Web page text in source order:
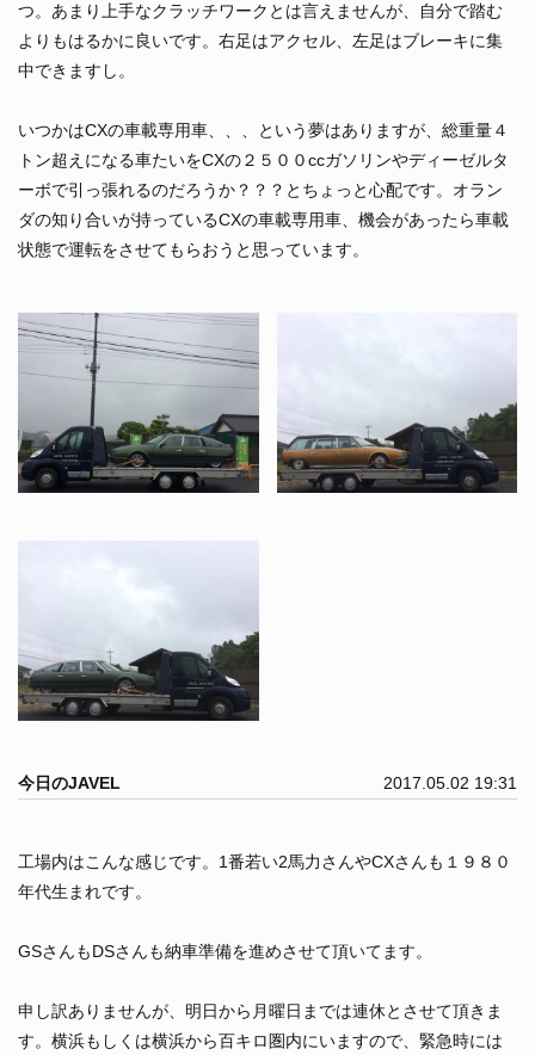
つ。あまり上手なクラッチワークとは言えませんが、自分で踏む
よりもはるかに良いです。右足はアクセル、左足はブレーキに集
中できますし。
いつかはCXの車載専用車、、、という夢はありますが、総重量４
トン超えになる車たいをCXの２５００ccガソリンやディーゼルタ
ーボで引っ張れるのだろうか？？？とちょっと心配です。オラン
ダの知り合いが持っているCXの車載専用車、機会があったら車載
状態で運転をさせてもらおうと思っています。
今日のJAVEL 2017.05.02 19:31
工場内はこんな感じです。1番若い2馬力さんやCXさんも１９８０
年代生まれです。
GSさんもDSさんも納車準備を進めさせて頂いてます。
申し訳ありませんが、明日から月曜日までは連休とさせて頂きま
す。横浜もしくは横浜から百キロ圏内にいますので、緊急時には